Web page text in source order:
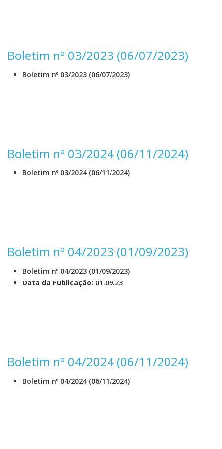
Boletim nº 03/2023 (06/07/2023)
Boletim nº 03/2023 (06/07/2023)
Boletim nº 03/2024 (06/11/2024)
Boletim nº 03/2024 (06/11/2024)
Boletim nº 04/2023 (01/09/2023)
Boletim nº 04/2023 (01/09/2023)
Data da Publicação: 01.09.23
Boletim nº 04/2024 (06/11/2024)
Boletim nº 04/2024 (06/11/2024)